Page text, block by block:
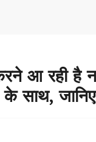
आ रही
साथ,